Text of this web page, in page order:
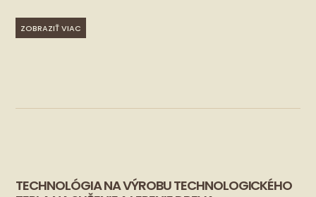
ZOBRAZIŤ VIAC
TECHNOLÓGIA NA VÝROBU TECHNOLOGICKÉHO